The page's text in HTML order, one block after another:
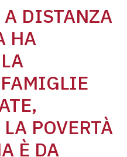
DISTANZA
HA
POVERTÀ
È DA